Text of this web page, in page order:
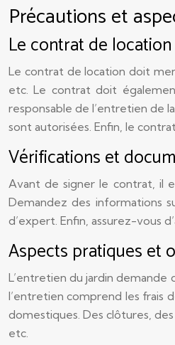
Précautions et
Le contrat de location
Le contrat de location doit
etc. Le contrat doit
responsable de l’entretien de
sont autorisées. Enfin, le
Vérifications et
Avant de signer le contrat, il
Demandez des informations
d’expert. Enfin, assurez-vous
Aspects pratiques et
L’entretien du jardin
l’entretien comprend les frais
domestiques. Des clôtures,
etc.